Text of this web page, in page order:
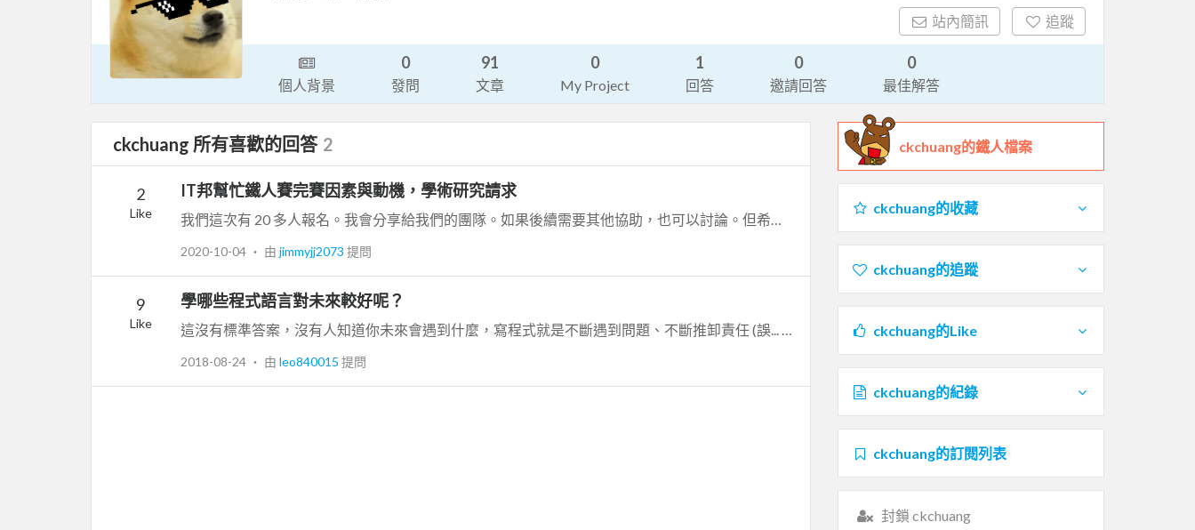
站內簡訊 追蹤
個人背景
0
發問
91
文章
0
My Project
1
回答
0
邀請回答
0
最佳解答
ckchuang 所有喜歡的回答 2
2
Like
IT邦幫忙鐵人賽完賽因素與動機，學術研究請求
2020-10-04 ‧ 由 jimmyjj2073 提問
9
Like
學哪些程式語言對未來較好呢？
2018-08-24 ‧ 由 leo840015 提問
ckchuang的鐵人檔案
ckchuang的收藏
ckchuang的追蹤
ckchuang的Like
ckchuang的紀錄
ckchuang的訂閱列表
封鎖 ckchuang